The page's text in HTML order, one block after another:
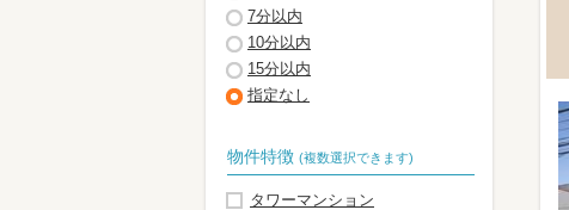
7分以内
10分以内
15分以内
指定なし
物件特徴 (複数選択できます)
タワーマンション